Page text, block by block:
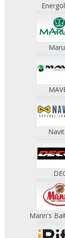
Mann's